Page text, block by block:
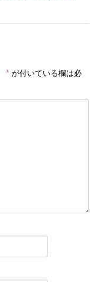
* が付いている欄は必